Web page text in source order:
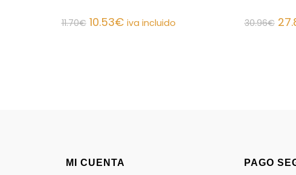
11.70€ 10.53€ iva incluido 30.96€
MI CUENTA PAGO